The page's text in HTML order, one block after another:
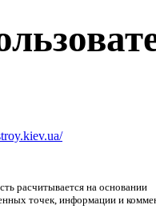
расчитывается на основании
точек, информации и